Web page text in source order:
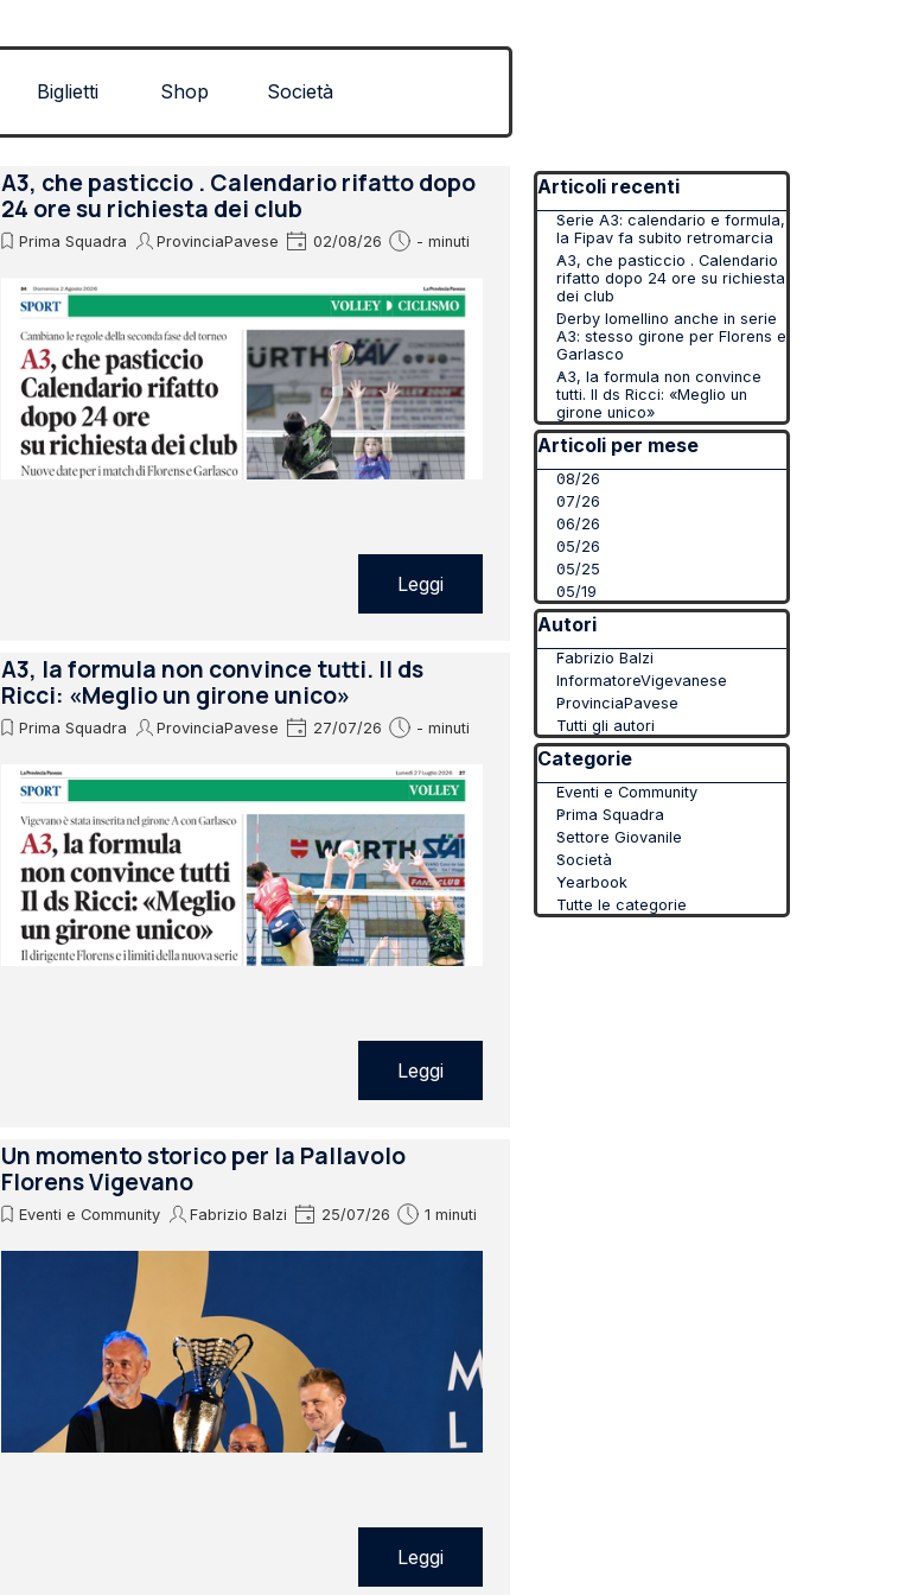
Biglietti Shop Società
A3, che pasticcio . Calendario rifatto dopo
24 ore su richiesta dei club
Prima Squadra ProvinciaPavese 02/08/26 - minuti
Leggi
A3, la formula non convince tutti. Il ds
Ricci: «Meglio un girone unico»
Prima Squadra ProvinciaPavese 27/07/26 - minuti
Leggi
Un momento storico per la Pallavolo
Florens Vigevano
Eventi e Community Fabrizio Balzi 25/07/26 1 minuti
Leggi
Salta blocco Articoli recenti
Articoli recenti
Serie A3: calendario e formula,
la Fipav fa subito retromarcia
A3, che pasticcio . Calendario
rifatto dopo 24 ore su richiesta
dei club
Derby lomellino anche in serie
A3: stesso girone per Florens e
Garlasco
A3, la formula non convince
tutti. Il ds Ricci: «Meglio un
girone unico»
Salta blocco Articoli per mese
Articoli per mese
08/26
07/26
06/26
05/26
05/25
05/19
Salta blocco Autori
Autori
Fabrizio Balzi
InformatoreVigevanese
ProvinciaPavese
Tutti gli autori
Salta blocco Categorie
Categorie
Eventi e Community
Prima Squadra
Settore Giovanile
Società
Yearbook
Tutte le categorie